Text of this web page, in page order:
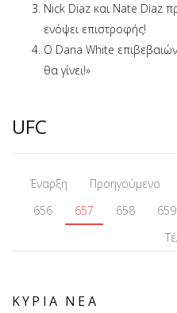
Nick Diaz και Nate Diaz
ενόψει επιστροφής!
Ο Dana White
θα γίνει!»
UFC
Έναρξη Προηγούμενο
656
657 658 659
ΚΥΡΙΑ ΝΕΑ